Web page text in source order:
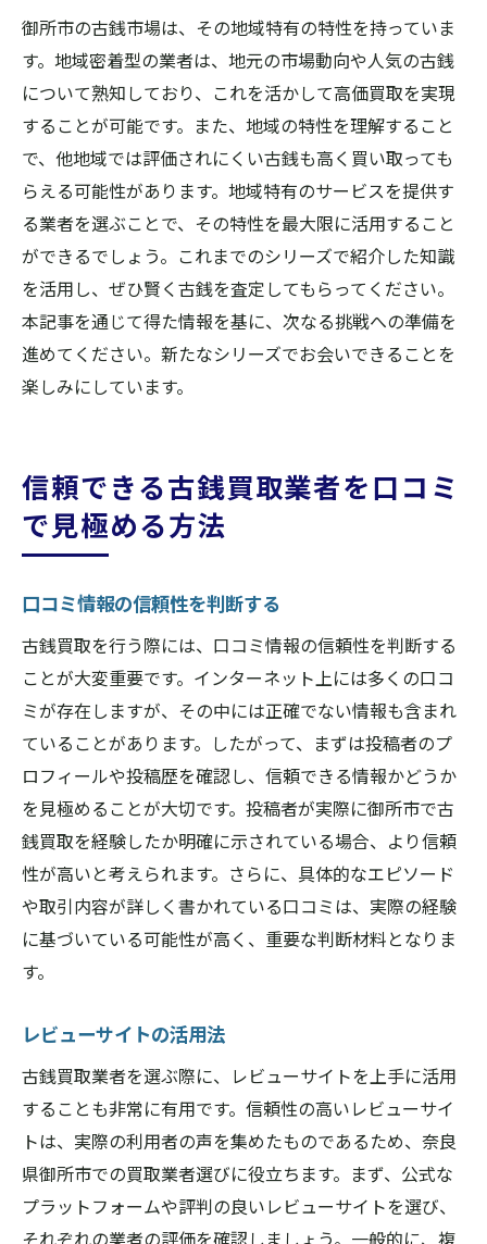
御所市の古銭市場は、その地域特有の特性を持っていま
す。地域密着型の業者は、地元の市場動向や人気の古銭
について熟知しており、これを活かして高価買取を実現
することが可能です。また、地域の特性を理解すること
で、他地域では評価されにくい古銭も高く買い取っても
らえる可能性があります。地域特有のサービスを提供す
る業者を選ぶことで、その特性を最大限に活用すること
ができるでしょう。これまでのシリーズで紹介した知識
を活用し、ぜひ賢く古銭を査定してもらってください。
本記事を通じて得た情報を基に、次なる挑戦への準備を
進めてください。新たなシリーズでお会いできることを
楽しみにしています。
信頼できる古銭買取業者を口コミ
で見極める方法
口コミ情報の信頼性を判断する
古銭買取を行う際には、口コミ情報の信頼性を判断する
ことが大変重要です。インターネット上には多くの口コ
ミが存在しますが、その中には正確でない情報も含まれ
ていることがあります。したがって、まずは投稿者のプ
ロフィールや投稿歴を確認し、信頼できる情報かどうか
を見極めることが大切です。投稿者が実際に御所市で古
銭買取を経験したか明確に示されている場合、より信頼
性が高いと考えられます。さらに、具体的なエピソード
や取引内容が詳しく書かれている口コミは、実際の経験
に基づいている可能性が高く、重要な判断材料となりま
す。
レビューサイトの活用法
古銭買取業者を選ぶ際に、レビューサイトを上手に活用
することも非常に有用です。信頼性の高いレビューサイ
トは、実際の利用者の声を集めたものであるため、奈良
県御所市での買取業者選びに役立ちます。まず、公式な
プラットフォームや評判の良いレビューサイトを選び、
それぞれの業者の評価を確認しましょう。一般的に、複